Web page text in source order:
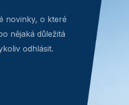
novinky, o které
nějaká důležitá
odhlásit.